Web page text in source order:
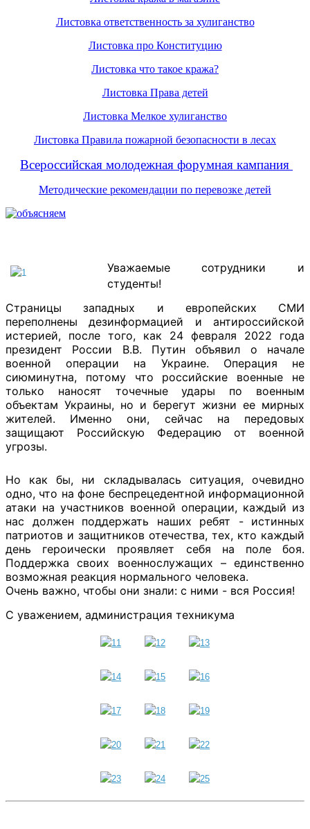
Листовка ответственность за хулиганство
Листовка про Конституцию
Листовка что такое кража?
Листовка Права детей
Листовка Мелкое хулиганство
Листовка Правила пожарной безопасности в лесах
Всероссийская молодежная форумная кампания
Методические рекомендации по перевозке детей
Уважаемые сотрудники и
студенты!
Страницы западных и европейских СМИ
переполнены дезинформацией и антироссийской
истерией, после того, как 24 февраля 2022 года
президент России В.В. Путин объявил о начале
военной операции на Украине. Операция не
сиюминутна, потому что российские военные не
только наносят точечные удары по военным
объектам Украины, но и берегут жизни ее мирных
жителей. Именно они, сейчас на передовых
защищают Российскую Федерацию от военной
угрозы.
Но как бы, ни складывалась ситуация, очевидно
одно, что на фоне беспрецедентной информационной
атаки на участников военной операции, каждый из
нас должен поддержать наших ребят - истинных
патриотов и защитников отечества, тех, кто каждый
день героически проявляет себя на поле боя.
Поддержка своих военнослужащих – единственно
возможная реакция нормального человека.
Очень важно, чтобы они знали: с ними - вся Россия!
С уважением, администрация техникума